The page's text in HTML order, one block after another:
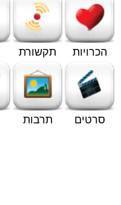
הכרויות תקשורת
סרטים תרבות